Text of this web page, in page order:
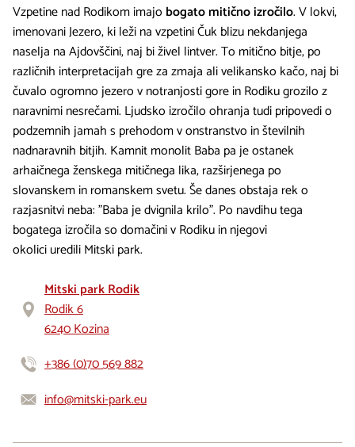
Vzpetine nad Rodikom imajo bogato mitično izročilo. V lokvi,
imenovani Jezero, ki leži na vzpetini Čuk blizu nekdanjega
naselja na Ajdovščini, naj bi živel lintver. To mitično bitje, po
različnih interpretacijah gre za zmaja ali velikansko kačo, naj bi
čuvalo ogromno jezero v notranjosti gore in Rodiku grozilo z
naravnimi nesrečami. Ljudsko izročilo ohranja tudi pripovedi o
podzemnih jamah s prehodom v onstranstvo in številnih
nadnaravnih bitjih. Kamnit monolit Baba pa je ostanek
arhaičnega ženskega mitičnega lika, razširjenega po
slovanskem in romanskem svetu. Še danes obstaja rek o
razjasnitvi neba: "Baba je dvignila krilo". Po navdihu tega
bogatega izročila so domačini v Rodiku in njegovi
okolici uredili Mitski park.
Mitski park Rodik
Rodik 6
6240 Kozina
+386 (0)70 569 882
info@mitski-park.eu